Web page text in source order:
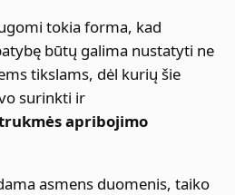
tokia forma, kad
būtų galima nustatyti ne
tikslams, dėl kurių šie
surinkti ir
apribojimo
asmens duomenis, taiko